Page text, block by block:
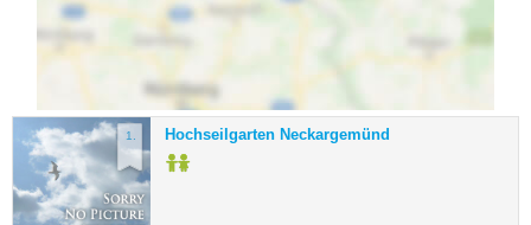
1. Hochseilgarten Neckargemünd